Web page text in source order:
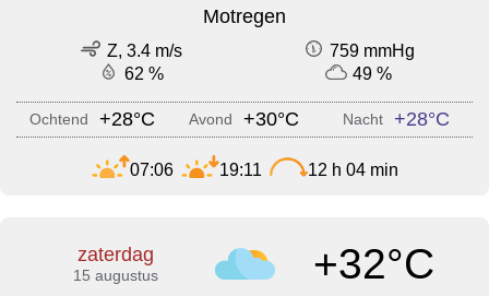
Motregen
Z, 3.4 m/s
759 mmHg
62 %
49 %
Ochtend +28°C Avond +30°C Nacht +28°C
07:06 19:11 12 h 04 min
zaterdag
15 augustus +32°C